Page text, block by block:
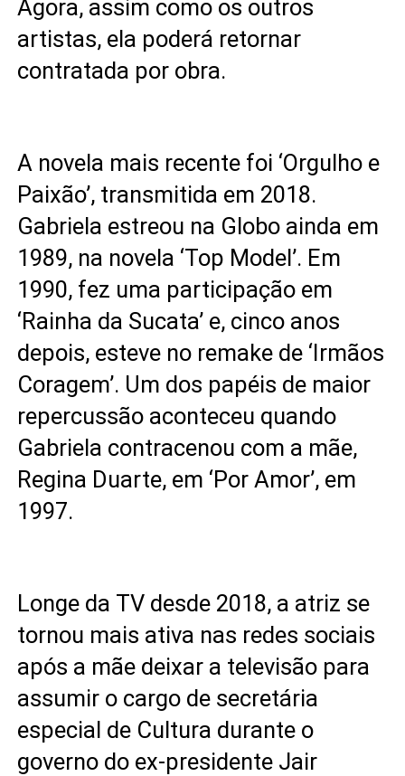
Agora, assim como os outros
artistas, ela poderá retornar
contratada por obra.
A novela mais recente foi ‘Orgulho e
Paixão’, transmitida em 2018.
Gabriela estreou na Globo ainda em
1989, na novela ‘Top Model’. Em
1990, fez uma participação em
‘Rainha da Sucata’ e, cinco anos
depois, esteve no remake de ‘Irmãos
Coragem’. Um dos papéis de maior
repercussão aconteceu quando
Gabriela contracenou com a mãe,
Regina Duarte, em ‘Por Amor’, em
1997.
Longe da TV desde 2018, a atriz se
tornou mais ativa nas redes sociais
após a mãe deixar a televisão para
assumir o cargo de secretária
especial de Cultura durante o
governo do ex-presidente Jair